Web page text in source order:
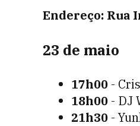
Endereço: Rua
23 de maio
17h00 -
18h00 - DJ
21h30 -